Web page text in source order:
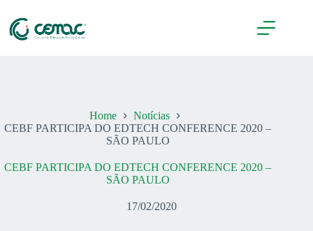
para
conteúdo
Home
Notícias
CEBF PARTICIPA DO EDTECH CONFERENCE 2020 –
SÃO PAULO
CEBF PARTICIPA DO EDTECH CONFERENCE 2020 –
SÃO PAULO
17/02/2020